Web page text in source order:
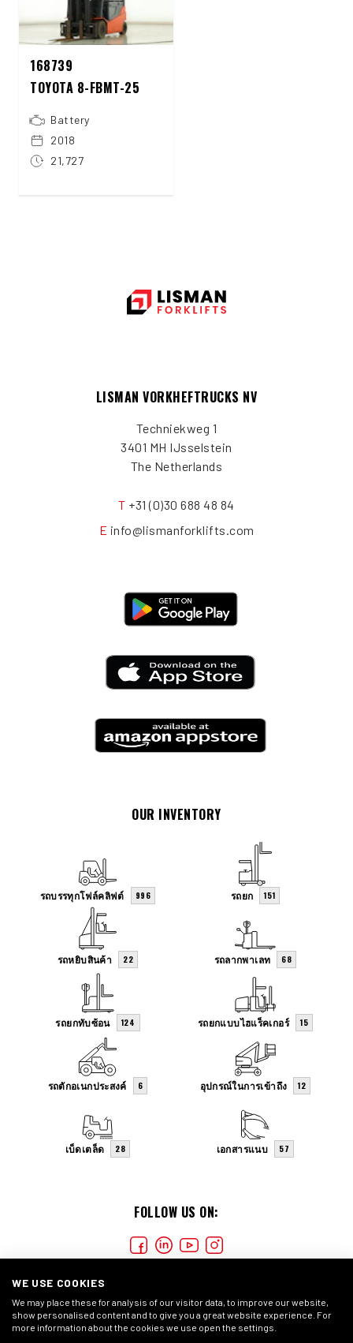
168739
TOYOTA 8-FBMT-25
Battery
2018
21,727
LISMAN VORKHEFTRUCKS NV
Techniekweg 1
3401 MH IJsselstein
The Netherlands
T +31 (0)30 688 48 84
E info@lismanforklifts.com
FOLLOW US ON:
OUR INVENTORY
รถบรรทุกโฟล์คลิฟต์ 996 รถยก 151
รถหยิบสินค้า 22 รถลากพาเลท 68
รถยกทับซ้อน 124 รถยกแบบไฮแร็คเกอร์ 15
รถตักอเนกประสงค์ 6 อุปกรณ์ในการเข้าถึง 12
เบ็ดเตล็ด 28 เอกสารแนบ 57
WE USE COOKIES
We may place these for analysis of our visitor data, to improve our website,
show personalised content and to give you a great website experience. For
more information about the cookies we use open the settings.